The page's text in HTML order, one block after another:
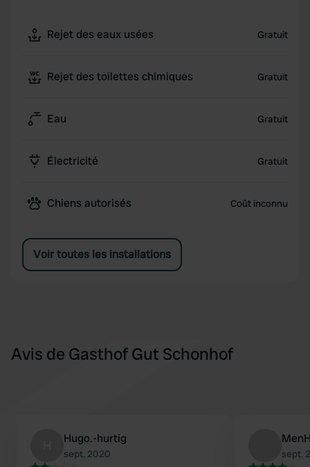
Rejet des eaux usées Gratuit
Rejet des toilettes chimiques Gratuit
Eau Gratuit
Électricité Gratuit
Chiens autorisés Coût inconnu
Voir toutes les installations
Avis de Gasthof Gut Schonhof
Hugo.-hurtig
sept. 2020 sept.